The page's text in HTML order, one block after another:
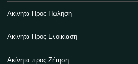
Ακίνητα Προς Πώληση
Ακίνητα Προς Ενοικίαση
Ακίνητα προς Ζήτηση